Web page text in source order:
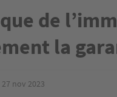
de
la
27 nov 2023